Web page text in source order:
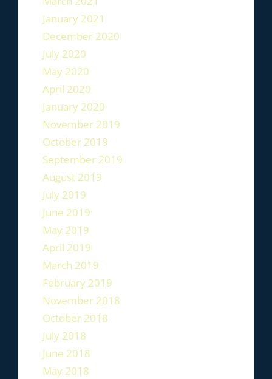
January 2021
December 2020
July 2020
May 2020
April 2020
January 2020
November 2019
October 2019
September 2019
August 2019
July 2019
June 2019
May 2019
April 2019
March 2019
February 2019
November 2018
October 2018
July 2018
June 2018
May 2018